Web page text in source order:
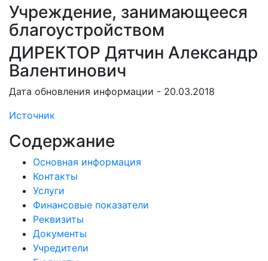
Учреждение, занимающееся
благоустройством
ДИРЕКТОР Дятчин Александр
Валентинович
Дата обновления информации - 20.03.2018
Источник
Содержание
Основная информация
Контакты
Услуги
Финансовые показатели
Реквизиты
Документы
Учредители